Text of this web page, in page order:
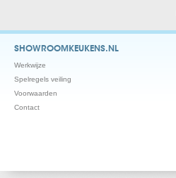
SHOWROOMKEUKENS.NL
Werkwijze
Spelregels veiling
Voorwaarden
Contact